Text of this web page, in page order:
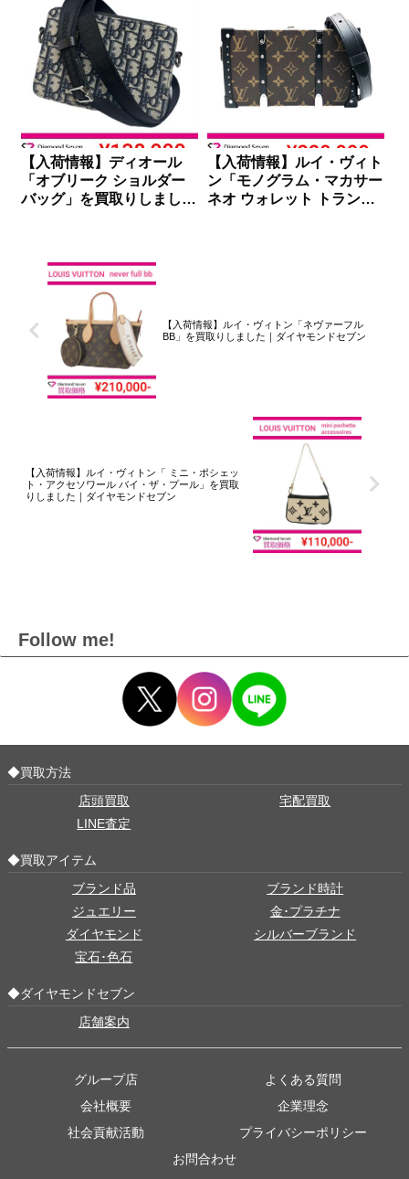
【入荷情報】ディオール
「オブリーク ショルダー
バッグ」を買取りしました
【入荷情報】ルイ・ヴィト
ン「モノグラム・マカサー
ネオ ウォレット トラン
【入荷情報】ルイ・ヴィトン「ネヴァーフル
BB」を買取りしました｜ダイヤモンドセブン
【入荷情報】ルイ・ヴィトン「 ミニ・ポシェッ
ト・アクセソワール バイ・ザ・プール」を買取
りしました｜ダイヤモンドセブン
Follow me!
◆買取方法
店頭買取
宅配買取
LINE査定
◆買取アイテム
ブランド品
ブランド時計
ジュエリー
金･プラチナ
ダイヤモンド
シルバーブランド
宝石･色石
◆ダイヤモンドセブン
店舗案内
グループ店
よくある質問
会社概要
企業理念
社会貢献活動
プライバシーポリシー
お問合わせ